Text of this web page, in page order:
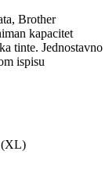
Brother
kapacitet
tinte. Jednostavno
ispisu
(XL)